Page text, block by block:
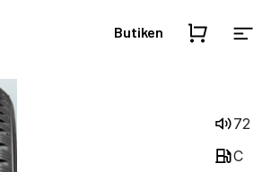
Butiken
72
C